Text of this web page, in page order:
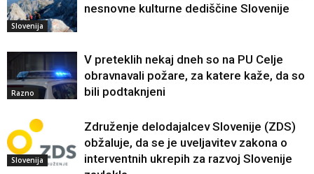
Slovenija
nesnovne kulturne dediščine Slovenije
Razno
V preteklih nekaj dneh so na PU Celje
obravnavali požare, za katere kaže, da so
bili podtaknjeni
Slovenija
Združenje delodajalcev Slovenije (ZDS)
obžaluje, da se je uveljavitev zakona o
interventnih ukrepih za razvoj Slovenije